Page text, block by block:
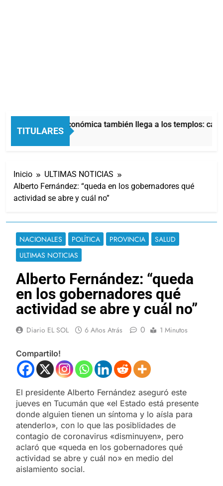
TITULARES
La crisis económica también llega a los templos:
4 Horas Atrás
Inicio
ULTIMAS NOTICIAS
Alberto Fernández: “queda en los gobernadores qué
actividad se abre y cuál no”
NACIONALES POLÍTICA PROVINCIA
SALUD
ULTIMAS NOTICIAS
Alberto Fernández: “queda
en los gobernadores qué
actividad se abre y cuál no”
Diario EL SOL 6 Años Atrás 0 1 Minutos
Compartilo!
El presidente Alberto Fernández aseguró este
jueves en Tucumán que «el Estado está presente
donde alguien tienen un síntoma y lo aísla para
atenderlo», con lo que las posiblidades de
contagio de coronavirus «disminuyen», pero
aclaró que «queda en los gobernadores qué
actividad se abre y cuál no» en medio del
aislamiento social.